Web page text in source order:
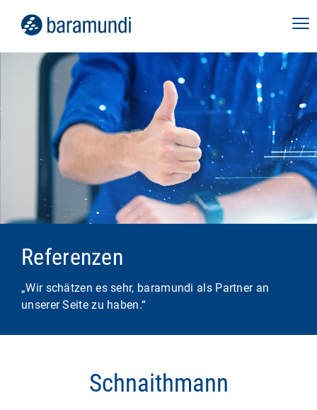
Referenzen
„Wir schätzen es sehr, baramundi als Partner an
unserer Seite zu haben.“
Schnaithmann